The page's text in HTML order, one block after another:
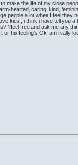
make the life of my close
hearted, caring, kind,
people a lot when I feel
kids , i think i have tell you
?feel free and ask me any
or his feeling's Ok, am really